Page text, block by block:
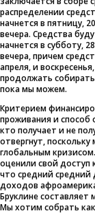
распределении
начнется в пятницу,
вечера. Средства
начнется в субботу,
вечера, причем
апреля, и
продолжать
пока мы можем.
Критерием
проживания и способ
кто получает и не
отвергнут,
глобальным
оценили свой доступ
что средний средний
доходов
Бруклине составляет
Мы хотим собрать